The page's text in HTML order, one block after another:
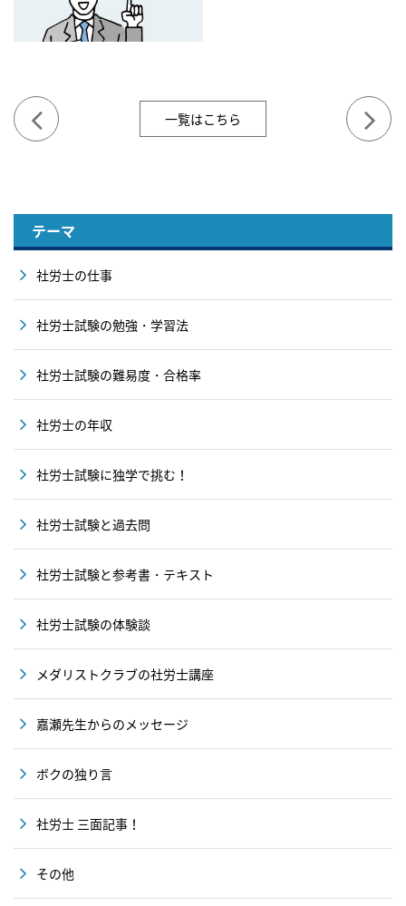
一覧はこちら
テーマ
社労士の仕事
社労士試験の勉強・学習法
社労士試験の難易度・合格率
社労士の年収
社労士試験に独学で挑む！
社労士試験と過去問
社労士試験と参考書・テキスト
社労士試験の体験談
メダリストクラブの社労士講座
嘉瀬先生からのメッセージ
ボクの独り言
社労士 三面記事！
その他